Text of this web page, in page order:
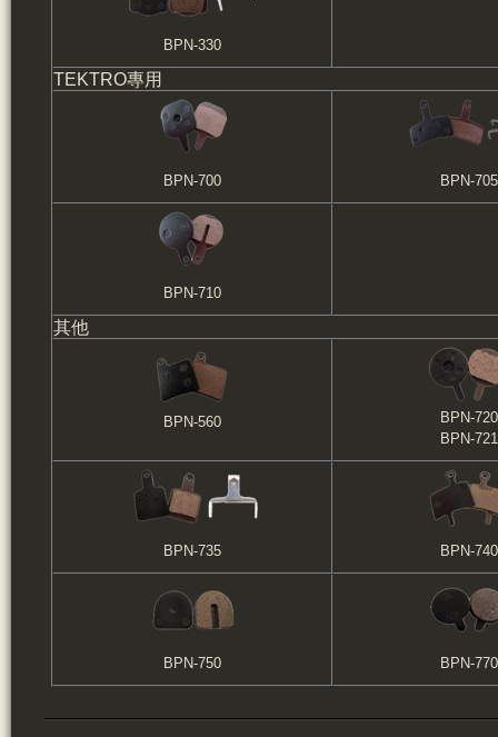
BPN-330
TEKTRO專用
BPN-700 BPN-705
BPN-710
其他
BPN-560
BPN-720
BPN-721
BPN-735 BPN-740
BPN-750 BPN-770